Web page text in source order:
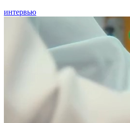
интервью